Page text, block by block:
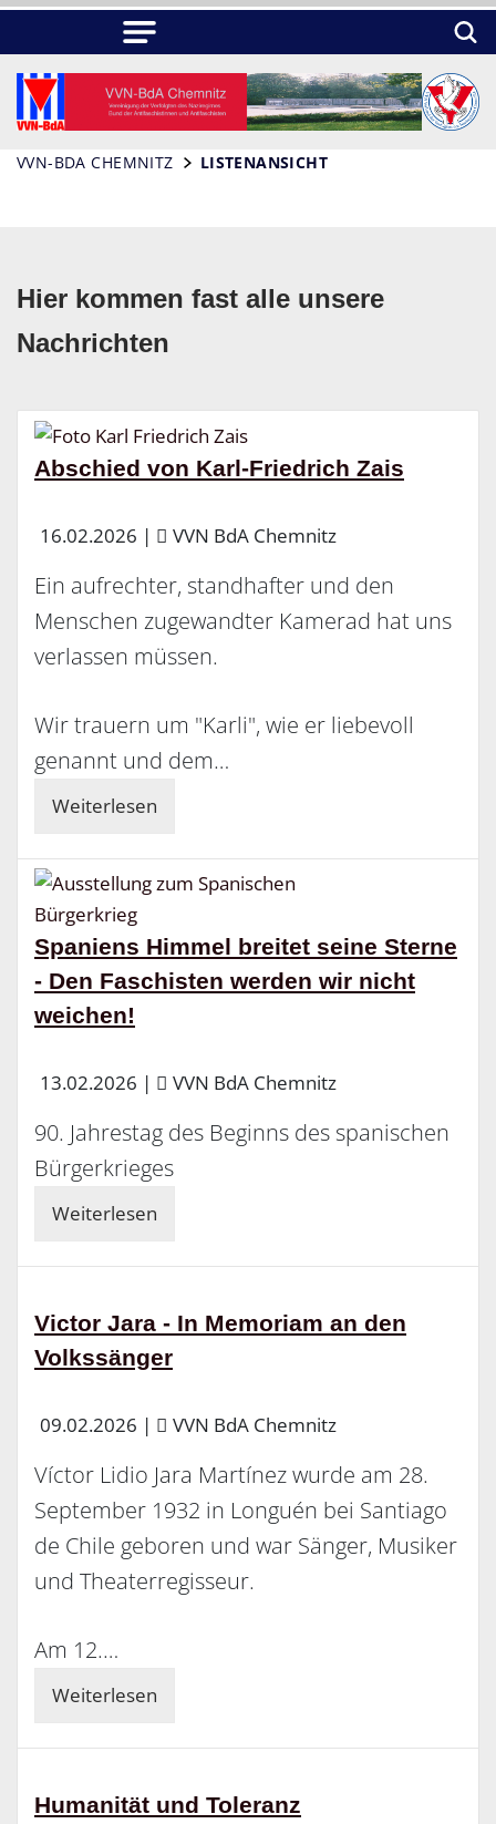
VVN-BDA CHEMNITZ LISTENANSICHT
Hier kommen fast alle unsere
Nachrichten
Abschied von Karl-Friedrich Zais
16.02.2026 | VVN BdA Chemnitz
Ein aufrechter, standhafter und den
Menschen zugewandter Kamerad hat uns
verlassen müssen.
Wir trauern um "Karli", wie er liebevoll
genannt und dem…
Weiterlesen
Spaniens Himmel breitet seine Sterne
- Den Faschisten werden wir nicht
weichen!
13.02.2026 | VVN BdA Chemnitz
90. Jahrestag des Beginns des spanischen
Bürgerkrieges
Weiterlesen
Victor Jara - In Memoriam an den
Volkssänger
09.02.2026 | VVN BdA Chemnitz
Víctor Lidio Jara Martínez wurde am 28.
September 1932 in Longuén bei Santiago
de Chile geboren und war Sänger, Musiker
und Theaterregisseur.
Am 12.…
Weiterlesen
Humanität und Toleranz